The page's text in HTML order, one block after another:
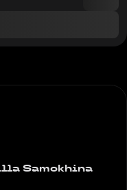
Samokhina